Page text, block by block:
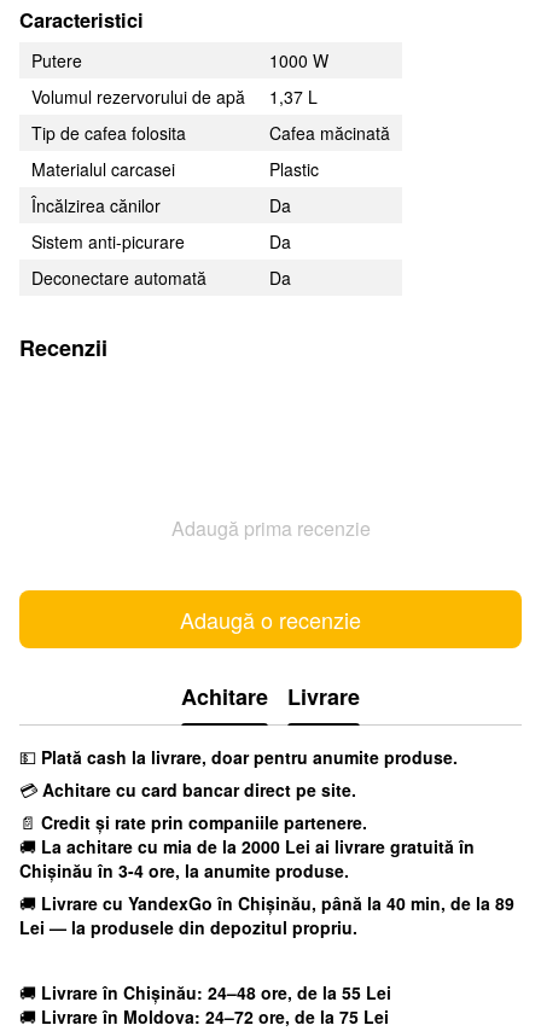
Caracteristici
Putere
1000 W
Volumul rezervorului de apă
1,37 L
Tip de cafea folosita
Cafea măcinată
Materialul carcasei
Plastic
Încălzirea cănilor
Da
Sistem anti-picurare
Da
Deconectare automată
Da
Recenzii
Adaugă prima recenzie
Adaugă o recenzie
Achitare Livrare
💵 Plată cash la livrare, doar pentru anumite produse.
💳 Achitare cu card bancar direct pe site.
📄 Credit și rate prin companiile partenere.
🚚 La achitare cu mia de la 2000 Lei ai livrare gratuită în
Chișinău în 3-4 ore, la anumite produse.
🚚 Livrare cu YandexGo în Chișinău, până la 40 min, de la 89
Lei — la produsele din depozitul propriu.
🚚 Livrare în Chișinău: 24–48 ore, de la 55 Lei
🚚 Livrare în Moldova: 24–72 ore, de la 75 Lei